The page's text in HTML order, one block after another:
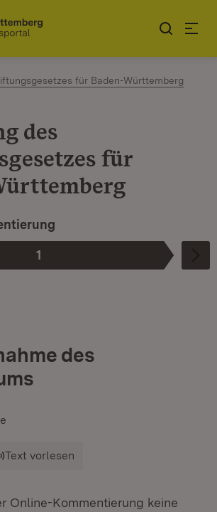
für Baden-Württemberg
des
für
Phase
1
:
des
Text vorlesen
Online-Kommentierung keine